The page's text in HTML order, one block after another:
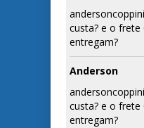
custa? e o frete
entregam?
Anderson
custa? e o frete
entregam?